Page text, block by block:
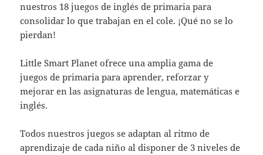
nuestros 18 juegos de inglés de primaria para
consolidar lo que trabajan en el cole. ¡Qué no se lo
pierdan!
Little Smart Planet ofrece una amplia gama de
juegos de primaria para aprender, reforzar y
mejorar en las asignaturas de lengua, matemáticas e
inglés.
Todos nuestros juegos se adaptan al ritmo de
aprendizaje de cada niño al disponer de 3 niveles de